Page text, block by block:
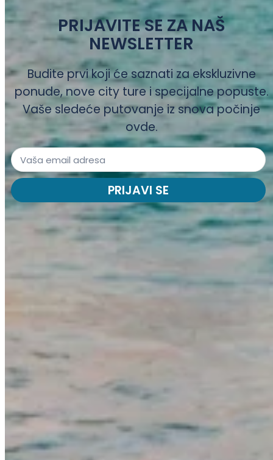
PRIJAVITE SE ZA NAŠ
NEWSLETTER
Budite prvi koji će saznati za ekskluzivne
ponude, nove city ture i specijalne popuste.
Vaše sledeće putovanje iz snova počinje
ovde.
PRIJAVI SE